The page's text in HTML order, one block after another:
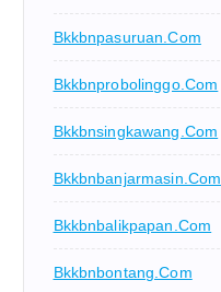
Bkkbnpasuruan.com
Bkkbnprobolinggo.com
Bkkbnsingkawang.com
Bkkbnbanjarmasin.com
Bkkbnbalikpapan.com
Bkkbnbontang.com